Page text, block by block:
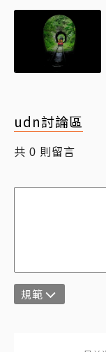
udn討論區
共 0 則留言
規範